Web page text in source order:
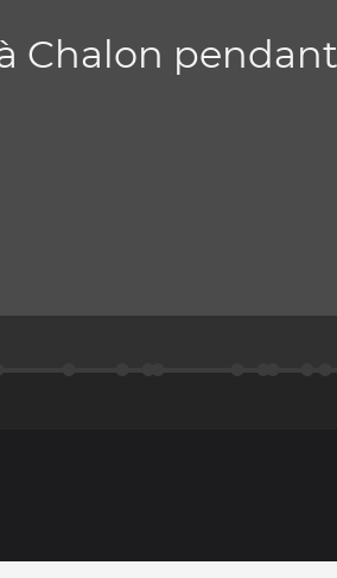
Chalon